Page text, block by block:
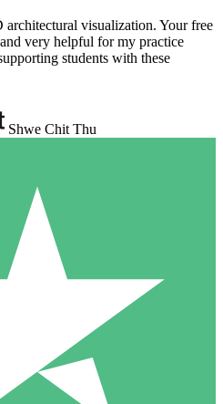
architectural visualization. Your free
very helpful for my practice
students with these
Shwe Chit Thu